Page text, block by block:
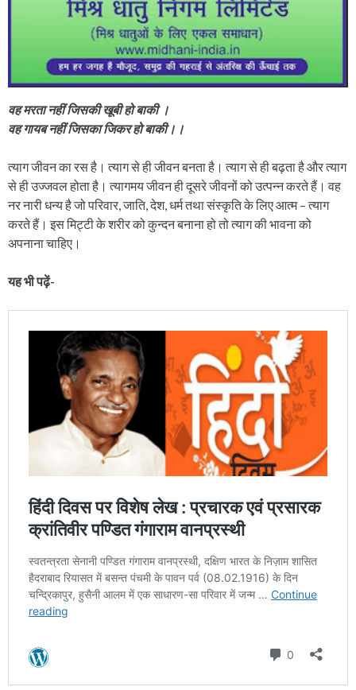
वह मरता नहीं जिसकी खूबी हो बाकी ।
वह गायब नहीं जिसका जिकर हो बाकी।।
त्याग जीवन का रस है। त्याग से ही जीवन बनता है। त्याग से ही बढ़ता है और त्याग
से ही उज्जवल होता है। त्यागमय जीवन ही दूसरे जीवनों को उत्पन्न करते हैं। वह
नर नारी धन्य है जो परिवार, जाति, देश, धर्म तथा संस्कृति के लिए आत्म – त्याग
करते हैं। इस मिट्टी के शरीर को कुन्दन बनाना हो तो त्याग की भावना को
अपनाना चाहिए।
यह भी पढ़ें-